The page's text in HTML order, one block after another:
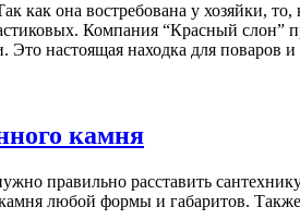
как она востребована у хозяйки,
Компания “Красный слон”
настоящая находка для поваров и
камня
правильно расставить
камня любой формы и габаритов.